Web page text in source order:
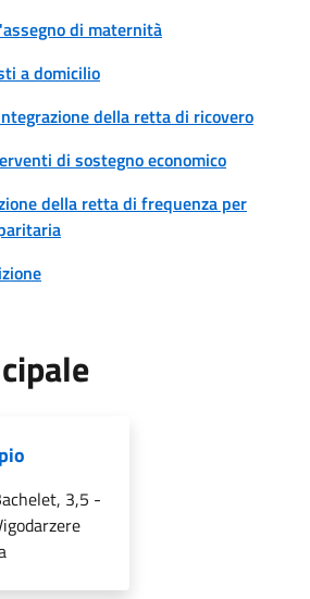
di maternità
a domicilio
della retta di ricovero
di sostegno economico
della retta di frequenza per
3,5 -